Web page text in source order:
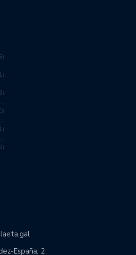
España, 2